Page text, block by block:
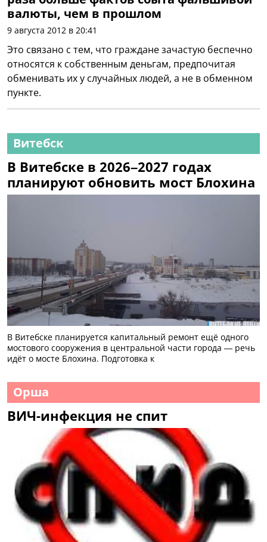
валюты, чем в прошлом
9 августа 2012 в 20:41
Это связано с тем, что граждане зачастую беспечно
относятся к собственным деньгам, предпочитая
обменивать их у случайных людей, а не в обменном
пункте.
Витебск
В Витебске в 2026–2027 годах
планируют обновить мост Блохина
В Витебске планируется капитальный ремонт ещё одного
мостового сооружения в центральной части города — речь
идёт о мосте Блохина. Подготовка к
Орша
ВИЧ-инфекция не спит